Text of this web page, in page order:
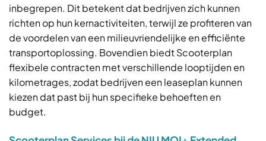
inbegrepen. Dit betekent dat bedrijven zich kunnen
richten op hun kernactiviteiten, terwijl ze profiteren van
de voordelen van een milieuvriendelijke en efficiënte
transportoplossing. Bovendien biedt Scooterplan
flexibele contracten met verschillende looptijden en
kilometrages, zodat bedrijven een leaseplan kunnen
kiezen dat past bij hun specifieke behoeften en
budget.